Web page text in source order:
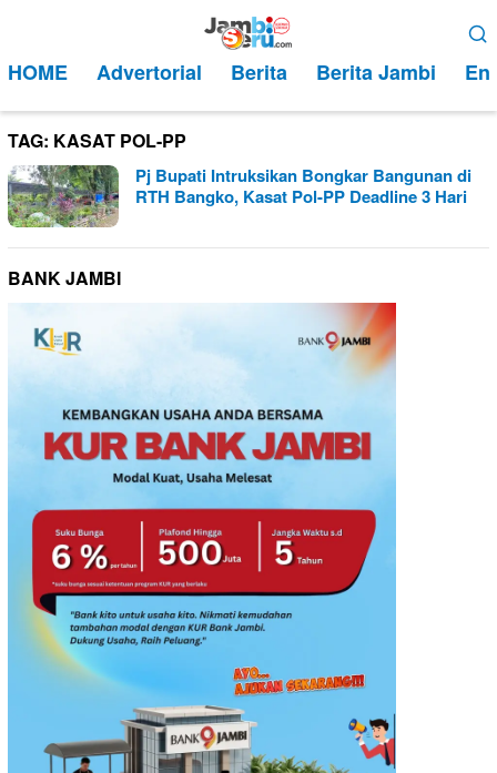
kontenMobile
HOME Advertorial Berita Berita Jambi
TAG: KASAT POL-PP
Pj Bupati Intruksikan Bongkar Bangunan di
RTH Bangko, Kasat Pol-PP Deadline 3 Hari
BANK JAMBI